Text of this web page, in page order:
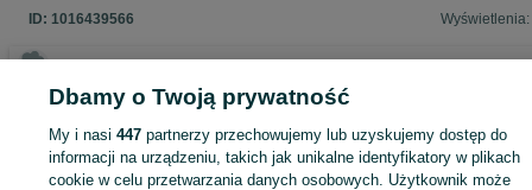
ID: 1016439566 Wyświetlenia:
Zaloguj się lub załóż konto na OLX, aby skontaktować się z
sprzedającym
Dbamy o Twoją prywatność
My i nasi447 partnerzy przechowujemy lub uzyskujemy dostęp do
informacji na urządzeniu, takich jak unikalne identyfikatory w plikach
cookie w celu przetwarzania danych osobowych. Użytkownik może